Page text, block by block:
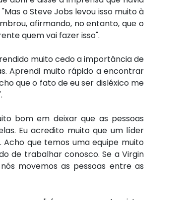
o Steve Jobs levou isso muito à
afirmando, no entanto, que o
quem vai fazer isso".
muito cedo a importância de
Aprendi muito rápido a encontrar
que o fato de eu ser disléxico me
bom em deixar que as pessoas
Eu acredito muito que um líder
que temos uma equipe muito
de trabalhar conosco. Se a Virgin
movemos as pessoas entre as